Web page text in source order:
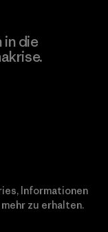
die
Informationen
zu erhalten.